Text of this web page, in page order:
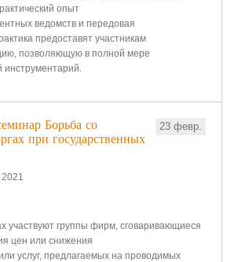
опыт
ведомств и передовая
предоставят участникам
позволяющую в полной мере
инструментарий.
Борьба со
при государственных
23 февр.
2021
участвуют группы фирм, сговаривающиеся
цен или снижения
услуг, предлагаемых на проводимых